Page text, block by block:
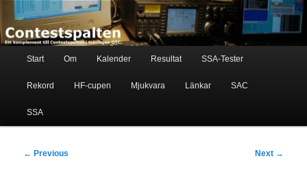
primary
content
Contestspalten
Ett komplement till contestspalten i tidningen QTC
Start Om Kalender Resultat SSA-Tester
Rekord HF-cupen Mjukvara Länkar SAC
SSA
Post
← Previous Next →